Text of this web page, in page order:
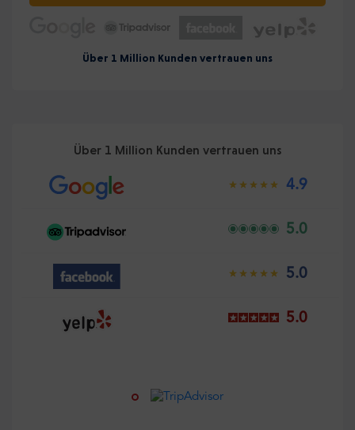
Über 1 Million Kunden vertrauen uns
Über 1 Million Kunden vertrauen uns
4.9
5.0
5.0
5.0